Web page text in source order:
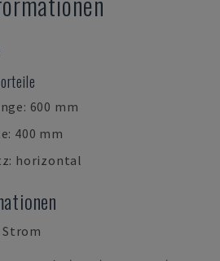
600 mm
400 mm
horizontal